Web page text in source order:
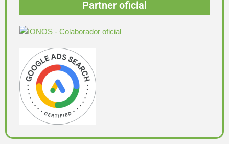
Partner oficial